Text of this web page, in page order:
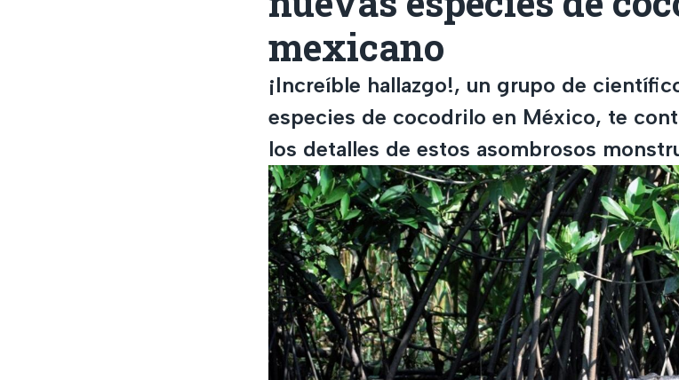
mexicano
¡Increíble hallazgo!, un grupo de
especies de cocodrilo en México, te
los detalles de estos asombrosos